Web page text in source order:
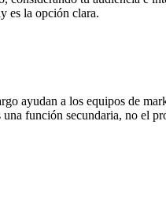
es la opción clara.
ayudan a los equipos de
función secundaria, no el